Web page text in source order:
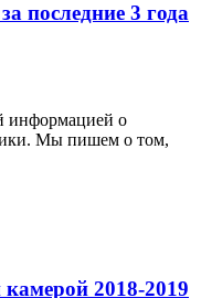
последние 3 года
информацией о
Мы пишем о том,
2018-2019